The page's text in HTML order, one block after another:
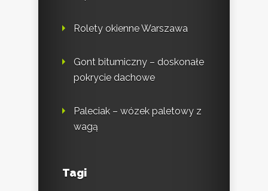
Rolety okienne Warszawa
Gont bitumiczny – doskonałe
pokrycie dachowe
Paleciak – wózek paletowy z
wagą
Tagi